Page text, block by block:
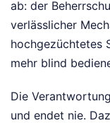
ab: der
verlässlicher
hochgezüchtetes
mehr blind
Die
und endet nie.